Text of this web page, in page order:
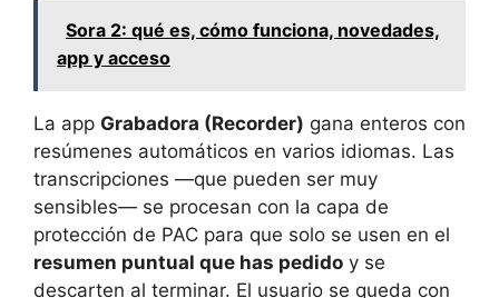
Sora 2: qué es, cómo funciona, novedades,
app y acceso
La app Grabadora (Recorder) gana enteros con
resúmenes automáticos en varios idiomas. Las
transcripciones —que pueden ser muy
sensibles— se procesan con la capa de
protección de PAC para que solo se usen en el
resumen puntual que has pedido y se
descarten al terminar. El usuario se queda con